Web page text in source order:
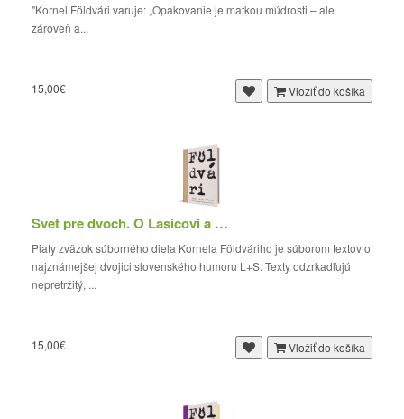
"Kornel Földvári varuje: „Opakovanie je matkou múdrosti – ale
zároveň a...
15,00€ Vložiť do košíka
Svet pre dvoch. O Lasicovi a Satinskom
Piaty zväzok súborného diela Kornela Földváriho je súborom textov o
najznámejšej dvojici slovenského humoru L+S. Texty odzrkadľujú
nepretržitý, ...
15,00€ Vložiť do košíka